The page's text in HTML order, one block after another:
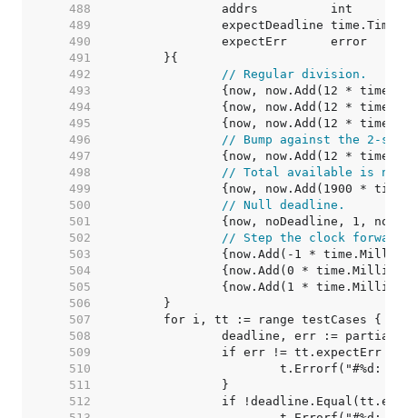
   488
   489
   490
   491
   492
// Regular division.
   493
   494
   495
   496
// Bump against the 2-
   497
   498
// Total available is now
   499
   500
// Null deadline.
   501
   502
// Step the clock
   503
   504
   505
   506
   507
   508
   509
   510
   511
   512